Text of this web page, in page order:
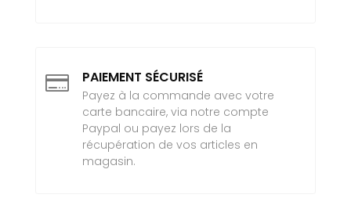
 PAIEMENT SÉCURISÉ
Payez à la commande avec votre
carte bancaire, via notre compte
Paypal ou payez lors de la
récupération de vos articles en
magasin.